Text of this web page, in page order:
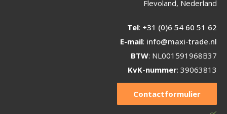
Flevoland, Nederland
Tel: +31 (0)6 54 60 51 62
E-mail: info@maxi-trade.nl
BTW: NL001591968B37
KvK-nummer: 39063813
Contactformulier